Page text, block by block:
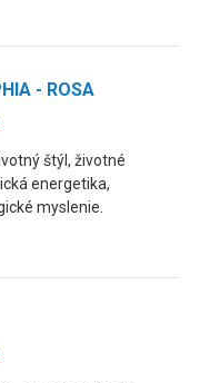
- ROSA
štýl, životné
energetika,
myslenie.